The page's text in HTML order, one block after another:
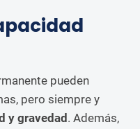
pueden
pero siempre y
y gravedad. Además,